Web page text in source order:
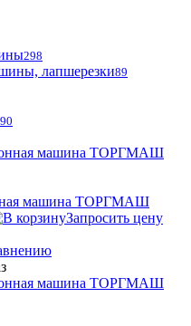
298
лапшерезки89
90
машина ТОРГМАШ
Запросить цену